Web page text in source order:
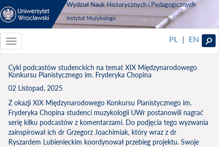
Wydział Nauk Historycznych i Pedagogicznych
Instytut Muzykologii
Toggle
navigationToggle
PL | EN
Cykl podcastów studenckich na temat XIX Międzynarodowego
Konkursu Pianistycznego im. Fryderyka Chopina
02 Listopad, 2025
Z okazji XIX Międzynarodowego Konkursu Pianistycznego im.
Fryderyka Chopina studenci muzykologii UWr postanowili nagrać
serię kilku podcastów z komentarzami. Do podjęcia tego wyzwania
zainspirował ich dr Grzegorz Joachimiak, który wraz z dr
Ryszardem Lubienieckim koordynował przebieg projektu. Swoje